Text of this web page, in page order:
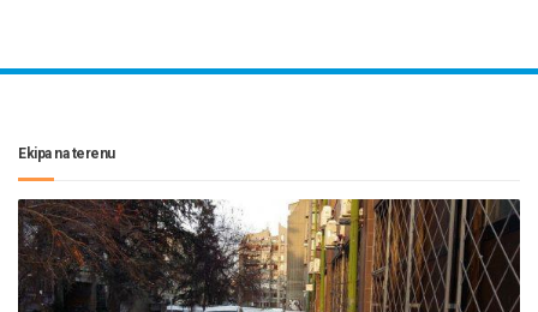
Ekipa na terenu